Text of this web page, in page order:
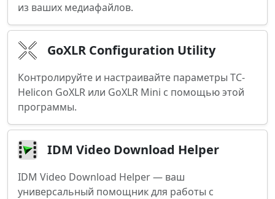
из ваших медиафайлов.
GoXLR Configuration Utility
Контролируйте и настраивайте параметры TC-
Helicon GoXLR или GoXLR Mini с помощью этой
программы.
IDM Video Download Helper
IDM Video Download Helper — ваш
универсальный помощник для работы с